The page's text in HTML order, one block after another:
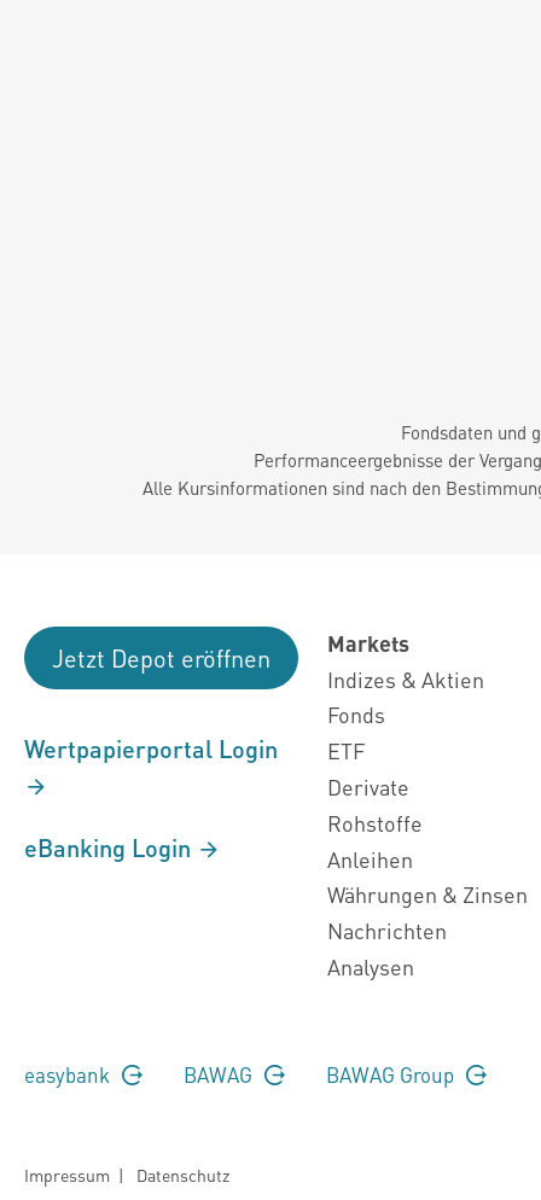
Fondsdaten und
Performanceergebnisse der
Alle Kursinformationen sind nach den
Jetzt Depot eröffnen
Wertpapierportal Login
eBanking Login
Markets
Indizes & Aktien
Fonds
ETF
Derivate
Rohstoffe
Anleihen
Währungen & Zinsen
Nachrichten
Analysen
easybank BAWAG BAWAG Group
Impressum | Datenschutz